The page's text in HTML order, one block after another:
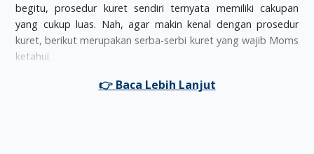
begitu, prosedur kuret sendiri ternyata memiliki cakupan
yang cukup luas. Nah, agar makin kenal dengan prosedur
kuret, berikut merupakan serba-serbi kuret yang wajib Moms
ketahui.
Apa yang dimaksud kuret?